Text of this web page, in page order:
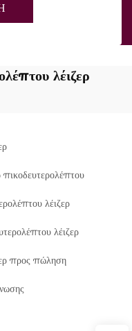
λέιζερ
πικοδευτερολέπτου
λέιζερ
λέιζερ
προς πώληση